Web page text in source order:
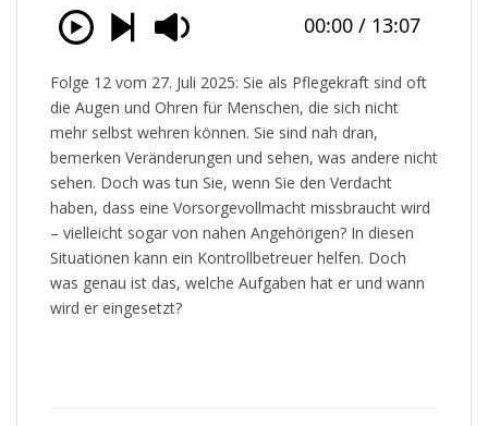
Folge 12 vom 27. Juli 2025: Sie als Pflegekraft sind oft
die Augen und Ohren für Menschen, die sich nicht
mehr selbst wehren können. Sie sind nah dran,
bemerken Veränderungen und sehen, was andere nicht
sehen. Doch was tun Sie, wenn Sie den Verdacht
haben, dass eine Vorsorgevollmacht missbraucht wird
– vielleicht sogar von nahen Angehörigen? In diesen
Situationen kann ein Kontrollbetreuer helfen. Doch
was genau ist das, welche Aufgaben hat er und wann
wird er eingesetzt?